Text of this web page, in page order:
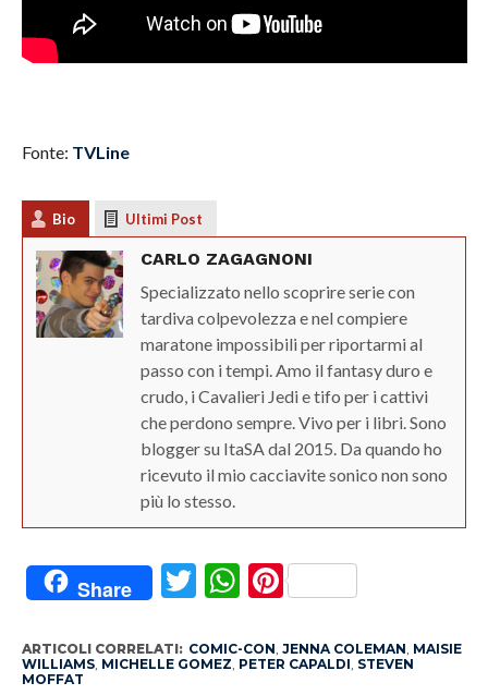
Fonte: TVLine
Bio Ultimi Post
CARLO ZAGAGNONI
Specializzato nello scoprire serie con
tardiva colpevolezza e nel compiere
maratone impossibili per riportarmi al
passo con i tempi. Amo il fantasy duro e
crudo, i Cavalieri Jedi e tifo per i cattivi
che perdono sempre. Vivo per i libri. Sono
blogger su ItaSA dal 2015. Da quando ho
ricevuto il mio cacciavite sonico non sono
più lo stesso.
Share Twitter
WhatsApp
Pinterest
ARTICOLI CORRELATI: COMIC-CON, JENNA COLEMAN, MAISIE
WILLIAMS, MICHELLE GOMEZ, PETER CAPALDI, STEVEN
MOFFAT